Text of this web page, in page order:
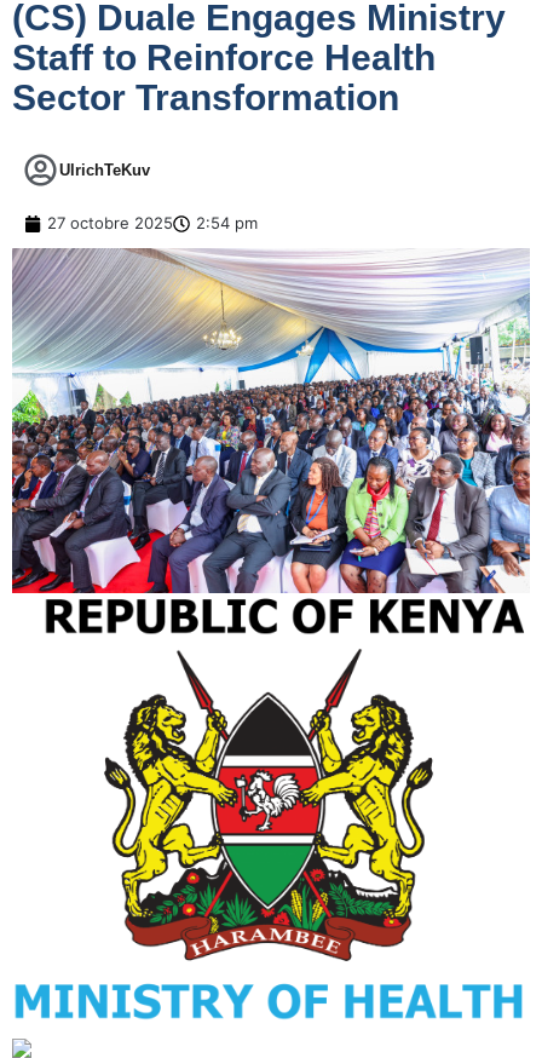
(CS) Duale Engages Ministry
Staff to Reinforce Health
Sector Transformation
UlrichTeKuv
27 octobre 2025 2:54 pm